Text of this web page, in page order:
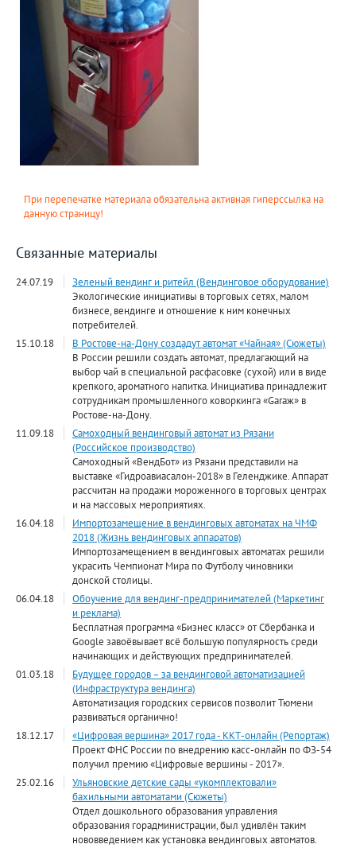
При перепечатке материала обязательна активная гиперссылка на
данную страницу!
Связанные материалы
24.07.19
Зеленый вендинг и ритейл (Вендинговое оборудование)
Экологические инициативы в торговых сетях, малом
бизнесе, вендинге и отношение к ним конечных
потребителей.
15.10.18
В Ростове-на-Дону создадут автомат «Чайная» (Сюжеты)
В России решили создать автомат, предлагающий на
выбор чай в специальной расфасовке (сухой) или в виде
крепкого, ароматного напитка. Инициатива принадлежит
сотрудникам промышленного коворкинга «Garaж» в
Ростове-на-Дону.
11.09.18
Самоходный вендинговый автомат из Рязани
(Российское производство)
Самоходный «ВендБот» из Рязани представили на
выставке «Гидроавиасалон-2018» в Геленджике. Аппарат
рассчитан на продажи мороженного в торговых центрах
и на массовых мероприятиях.
16.04.18
Импортозамещение в вендинговых автоматах на ЧМФ
2018 (Жизнь вендинговых аппаратов)
Импортозамещением в вендинговых автоматах решили
украсить Чемпионат Мира по Футболу чиновники
донской столицы.
06.04.18
Обоучение для вендинг-предпринимателей (Маркетинг
и реклама)
Бесплатная программа «Бизнес класс» от Сбербанка и
Google завоёвывает всё большую популярность среди
начинающих и действующих предпринимателей.
01.03.18
Будущее городов – за вендинговой автоматизацией
(Инфраструктура вендинга)
Автоматизация городских сервисов позволит Тюмени
развиваться органично!
18.12.17
«Цифровая вершина» 2017 года - ККТ-онлайн (Репортаж)
Проект ФНС России по внедрению касс-онлайн по ФЗ-54
получил премию «Цифровые вершины - 2017».
25.02.16
Ульяновские детские сады «укомплектовали»
бахильными автоматами (Сюжеты)
Отдел дошкольного образования управления
образования горадминистрации, был удивлён таким
нововведением как установка вендинговых автоматов.